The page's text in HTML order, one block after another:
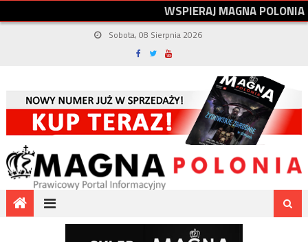
WSPIERAJMAGNAPOLONIA
Sobota, 08 Sierpnia 2026